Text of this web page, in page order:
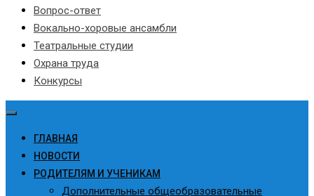
Вопрос-ответ
Вокально-хоровые ансамбли
Театральные студии
Охрана труда
Конкурсы
ГЛАВНАЯ
НОВОСТИ
РОДИТЕЛЯМ И УЧЕНИКАМ
Дополнительные общеобразовательные